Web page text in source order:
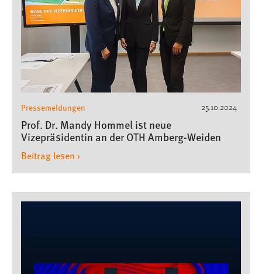
25.10.2024
Pressemeldungen
Prof. Dr. Mandy Hommel ist neue
Vizepräsidentin an der OTH Amberg-Weiden
Beitrag lesen ›